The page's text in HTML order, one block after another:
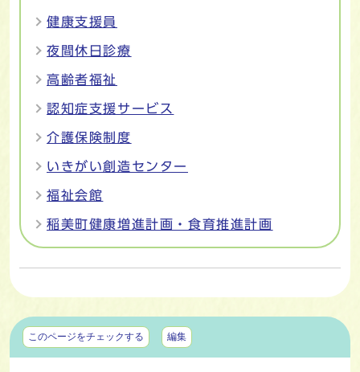
健康支援員
夜間休日診療
高齢者福祉
認知症支援サービス
介護保険制度
いきがい創造センター
福祉会館
稲美町健康増進計画・食育推進計画
マイページ
このページをチェックする 編集